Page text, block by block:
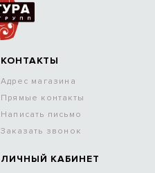
КОНТАКТЫ
Адрес магазина
Прямые контакты
Написать письмо
Заказать звонок
ЛИЧНЫЙ КАБИНЕТ